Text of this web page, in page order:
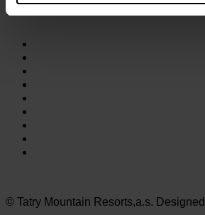
NAVŠTÍVTE NAŠE STREDISKÁ
© Tatry Mountain Resorts,a.s.